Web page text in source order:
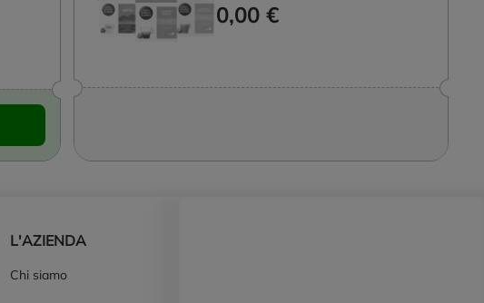
0,00 €
L'AZIENDA
Chi siamo